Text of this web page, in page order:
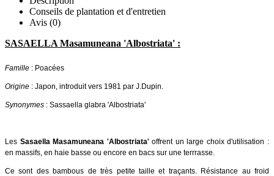
Conseils de plantation et d'entretien
Avis (0)
SASAELLA Masamuneana 'Albostriata' :
Famille : Poacées
Origine : Japon, introduit vers 1981 par J.Dupin.
Synonymes : Sassaella glabra 'Albostriata'
Les Sasaella Masamuneana 'Albostriata'offrent un large choix d'utilisation :
en massifs, en haie basse ou encore en bacs sur une terrrasse.
Ce sont des bambous de très petite taille et traçants. Résistance au froid